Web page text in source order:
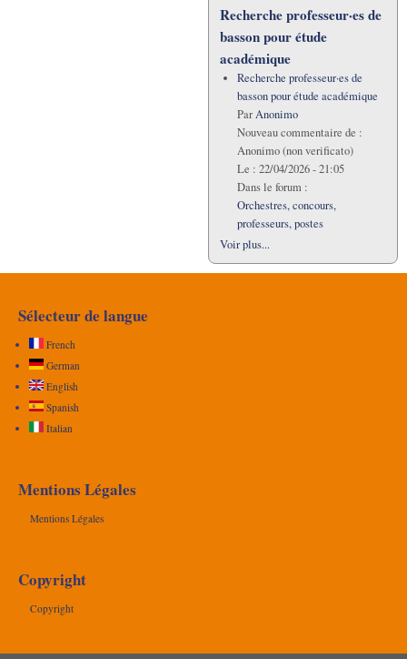
Recherche professeur·es de
basson pour étude
académique
Recherche professeur·es de
basson pour étude académique
ParAnonimo
Nouveau commentaire de :
Anonimo (non verificato)
Le : 22/04/2026 - 21:05
Dans le forum :
Orchestres, concours,
professeurs, postes
Voir plus...
Sélecteur de langue
French
German
English
Spanish
Italian
Mentions Légales
Mentions Légales
Copyright
Copyright